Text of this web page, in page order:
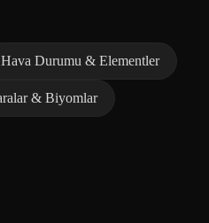
Hava Durumu & Elementler
& Biyomlar